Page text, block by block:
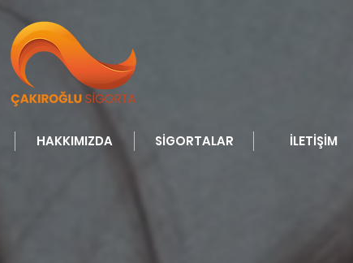
HAKKIMIZDA SİGORTALAR İLETİŞİM